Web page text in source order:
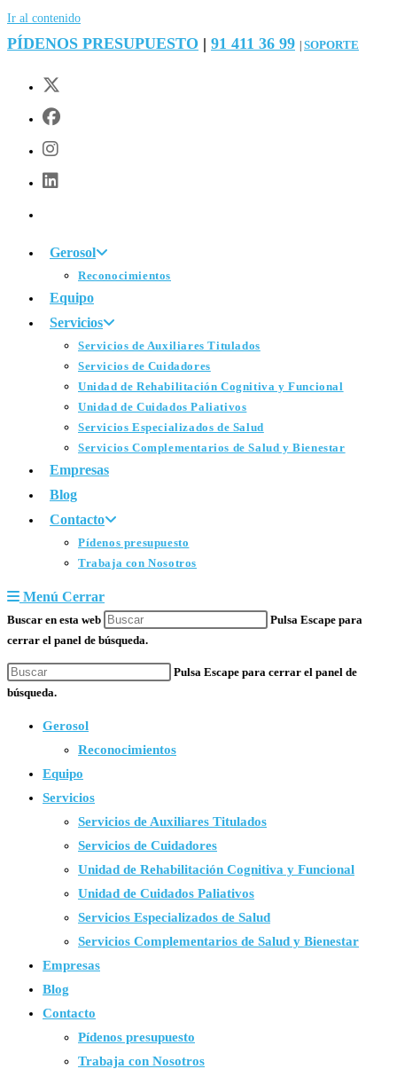
Ir al contenido
PÍDENOS PRESUPUESTO | 91 411 36 99 SOPORTE
Gerosol
Reconocimientos
Equipo
Servicios
Servicios de Auxiliares Titulados
Servicios de Cuidadores
Unidad de Rehabilitación Cognitiva y Funcional
Unidad de Cuidados Paliativos
Servicios Especializados de Salud
Servicios Complementarios de Salud y Bienestar
Empresas
Blog
Contacto
Pídenos presupuesto
Trabaja con Nosotros
Menú Cerrar
Buscar en esta web
Pulsa Escape para
cerrar el panel de búsqueda.
Pulsa Escape para cerrar el panel de
búsqueda.
Gerosol
Reconocimientos
Equipo
Servicios
Servicios de Auxiliares Titulados
Servicios de Cuidadores
Unidad de Rehabilitación Cognitiva y Funcional
Unidad de Cuidados Paliativos
Servicios Especializados de Salud
Servicios Complementarios de Salud y Bienestar
Empresas
Blog
Contacto
Pídenos presupuesto
Trabaja con Nosotros